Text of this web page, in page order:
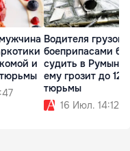
и
Водителя
боеприпасами
судить в
ему грозит до 12
тюрьмы
16 Июл. 14:12